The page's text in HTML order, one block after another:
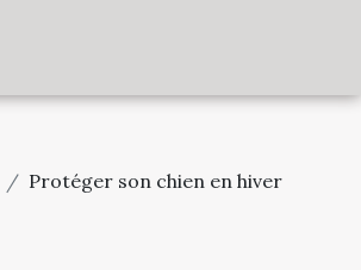
Protéger son chien en hiver